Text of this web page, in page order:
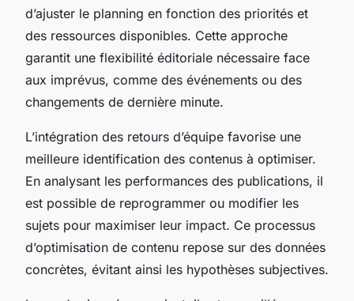
d’ajuster le planning en fonction des priorités et
des ressources disponibles. Cette approche
garantit une flexibilité éditoriale nécessaire face
aux imprévus, comme des événements ou des
changements de dernière minute.
L’intégration des retours d’équipe favorise une
meilleure identification des contenus à optimiser.
En analysant les performances des publications, il
est possible de reprogrammer ou modifier les
sujets pour maximiser leur impact. Ce processus
d’optimisation de contenu repose sur des données
concrètes, évitant ainsi les hypothèses subjectives.